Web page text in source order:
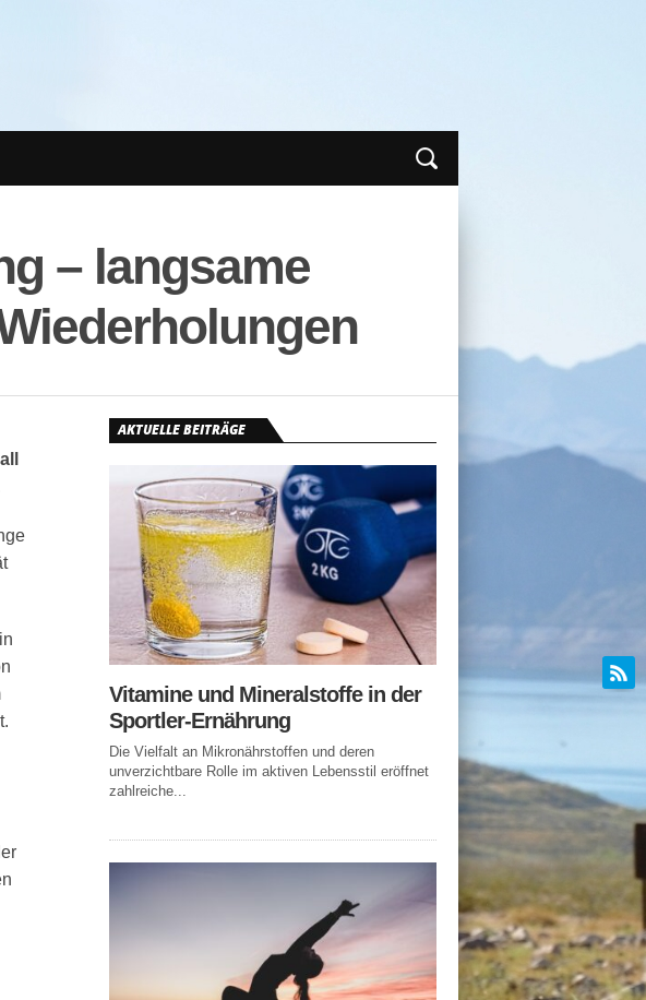
– langsame
AKTUELLE BEITRÄGE
Vitamine und Mineralstoffe in der
Sportler-Ernährung
Die Vielfalt an Mikronährstoffen und deren
unverzichtbare Rolle im aktiven Lebensstil eröffnet
zahlreiche...